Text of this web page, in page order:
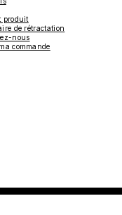
produit
de rétractation
nous
commande